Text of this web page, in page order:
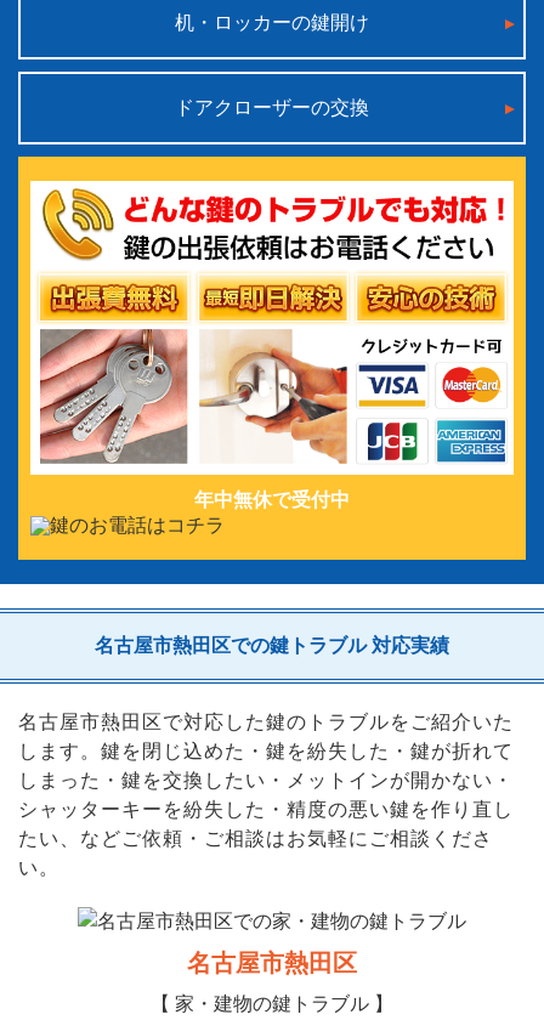
机・ロッカーの鍵開け
ドアクローザーの交換
年中無休で受付中
名古屋市熱田区での鍵トラブル 対応実績
名古屋市熱田区で対応した鍵のトラブルをご紹介いた
します。鍵を閉じ込めた・鍵を紛失した・鍵が折れて
しまった・鍵を交換したい・メットインが開かない・
シャッターキーを紛失した・精度の悪い鍵を作り直し
たい、などご依頼・ご相談はお気軽にご相談くださ
い。
名古屋市熱田区
【 家・建物の鍵トラブル 】